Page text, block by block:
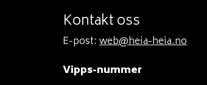
Kontakt oss
E-post: web@heia-heia.no
Vipps-nummer